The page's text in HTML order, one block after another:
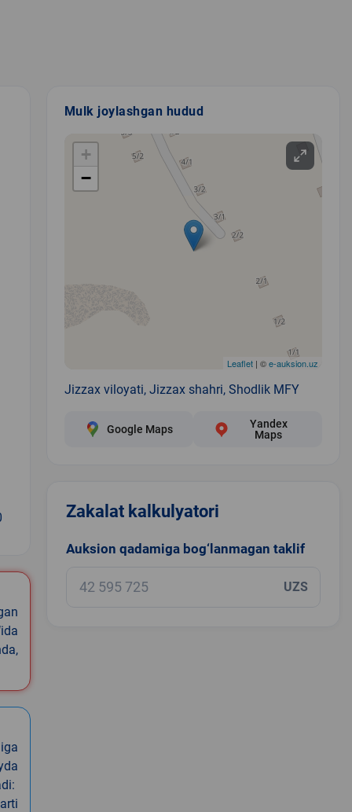
Mulk joylashgan hudud
+
−
Leaflet| ©e-auksion.uz
Jizzax viloyati, Jizzax shahri, Shodlik MFY
Google Maps
Yandex
Maps
Zakalat kalkulyatori
Auksion qadamiga bog‘lanmagan taklif
UZS